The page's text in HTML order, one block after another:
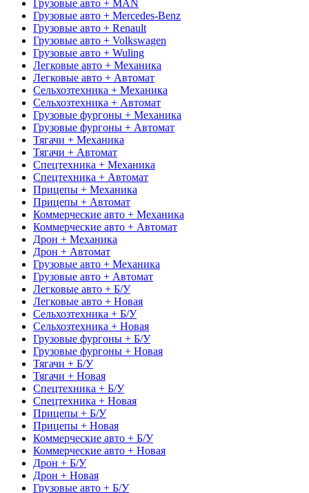
Грузовые авто + MAN
Грузовые авто + Mercedes-Benz
Грузовые авто + Renault
Грузовые авто + Volkswagen
Грузовые авто + Wuling
Легковые авто + Механика
Легковые авто + Автомат
Сельхозтехника + Механика
Сельхозтехника + Автомат
Грузовые фургоны + Механика
Грузовые фургоны + Автомат
Тягачи + Механика
Тягачи + Автомат
Спецтехника + Механика
Спецтехника + Автомат
Прицепы + Механика
Прицепы + Автомат
Коммерческие авто + Механика
Коммерческие авто + Автомат
Дрон + Механика
Дрон + Автомат
Грузовые авто + Механика
Грузовые авто + Автомат
Легковые авто + Б/У
Легковые авто + Новая
Сельхозтехника + Б/У
Сельхозтехника + Новая
Грузовые фургоны + Б/У
Грузовые фургоны + Новая
Тягачи + Б/У
Тягачи + Новая
Спецтехника + Б/У
Спецтехника + Новая
Прицепы + Б/У
Прицепы + Новая
Коммерческие авто + Б/У
Коммерческие авто + Новая
Дрон + Б/У
Дрон + Новая
Грузовые авто + Б/У